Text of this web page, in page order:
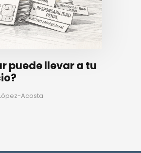
puede llevar a tu
Acosta